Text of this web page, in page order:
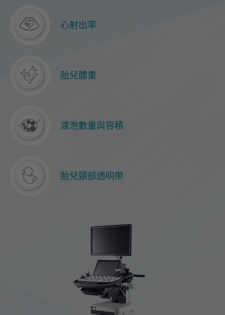
心射出率
胎兒體重
濾泡數量與容積
胎兒頸部透明帶